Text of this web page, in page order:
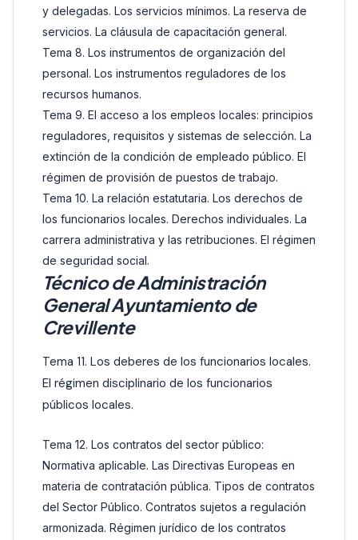
y delegadas. Los servicios mínimos. La reserva de
servicios. La cláusula de capacitación general.
Tema 8. Los instrumentos de organización del
personal. Los instrumentos reguladores de los
recursos humanos.
Tema 9. El acceso a los empleos locales: principios
reguladores, requisitos y sistemas de selección. La
extinción de la condición de empleado público. El
régimen de provisión de puestos de trabajo.
Tema 10. La relación estatutaria. Los derechos de
los funcionarios locales. Derechos individuales. La
carrera administrativa y las retribuciones. El régimen
de seguridad social.
Técnico de Administración
General Ayuntamiento de
Crevillente
Tema 11. Los deberes de los funcionarios locales.
El régimen disciplinario de los funcionarios
públicos locales.
Tema 12. Los contratos del sector público:
Normativa aplicable. Las Directivas Europeas en
materia de contratación pública. Tipos de contratos
del Sector Público. Contratos sujetos a regulación
armonizada. Régimen jurídico de los contratos